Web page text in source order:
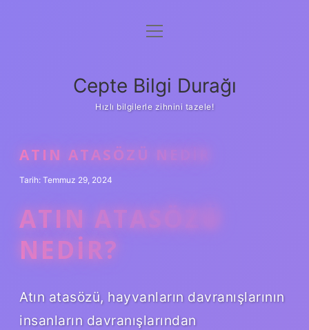
Anasayfa
Yasal Uyarı
menüyü
Cepte Bilgi Durağı
Hızlı bilgilerle zihnini tazele!
ATIN ATASÖZÜ NEDIR
Tarih: Temmuz 29, 2024
ATIN ATASÖZÜ
NEDIR?
Atın atasözü, hayvanların davranışlarının
insanların davranışlarından